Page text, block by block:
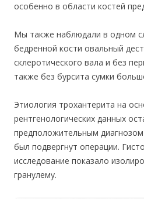
особенно в области костей
Мы также наблюдали в одном
бедренной кости овальный
склеротического вала и без
также без бурсита сумки
Этиология трохантерита на
рентгенологических данных
предположительным
был подвергнут операции.
исследование показало
гранулему.